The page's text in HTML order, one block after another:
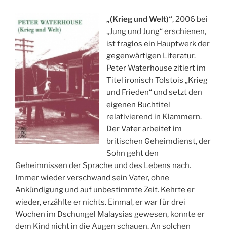
„(Krieg und Welt)“, 2006 bei
„Jung und Jung“ erschienen,
ist fraglos ein Hauptwerk der
gegenwärtigen Literatur.
Peter Waterhouse zitiert im
Titel ironisch Tolstois „Krieg
und Frieden“ und setzt den
eigenen Buchtitel
relativierend in Klammern.
Der Vater arbeitet im
britischen Geheimdienst, der
Sohn geht den
Geheimnissen der Sprache und des Lebens nach.
Immer wieder verschwand sein Vater, ohne
Ankündigung und auf unbestimmte Zeit. Kehrte er
wieder, erzählte er nichts. Einmal, er war für drei
Wochen im Dschungel Malaysias gewesen, konnte er
dem Kind nicht in die Augen schauen. An solchen